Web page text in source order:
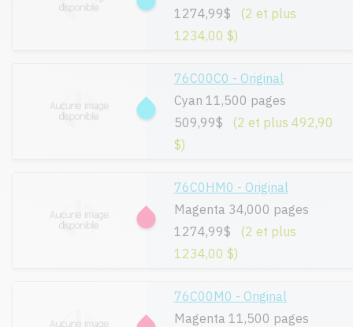
1274,99$
(2 et plus
1234,00 $)
76C00C0 - Original
Cyan 11,500 pages
509,99$
(2 et plus 492,90
$)
76C0HM0 - Original
Magenta 34,000 pages
1274,99$
(2 et plus
1234,00 $)
76C00M0 - Original
Magenta 11,500 pages